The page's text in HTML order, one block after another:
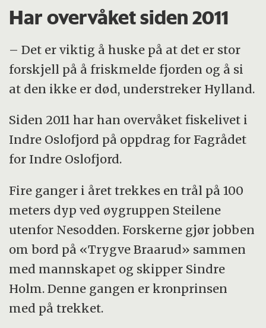
Har overvåket siden 2011
– Det er viktig å huske på at det er stor
forskjell på å friskmelde fjorden og å si
at den ikke er død, understreker Hylland.
Siden 2011 har han overvåket fiskelivet i
Indre Oslofjord på oppdrag for Fagrådet
for Indre Oslofjord.
Fire ganger i året trekkes en trål på 100
meters dyp ved øygruppen Steilene
utenfor Nesodden. Forskerne gjør jobben
om bord på «Trygve Braarud» sammen
med mannskapet og skipper Sindre
Holm. Denne gangen er kronprinsen
med på trekket.